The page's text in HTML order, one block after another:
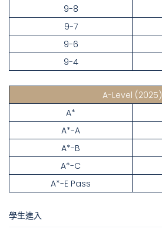
9-8
9-7
9-6
9-4
A-Level (2025)
A*
A*-A
A*-B
A*-C
A*-E Pass
學生進入